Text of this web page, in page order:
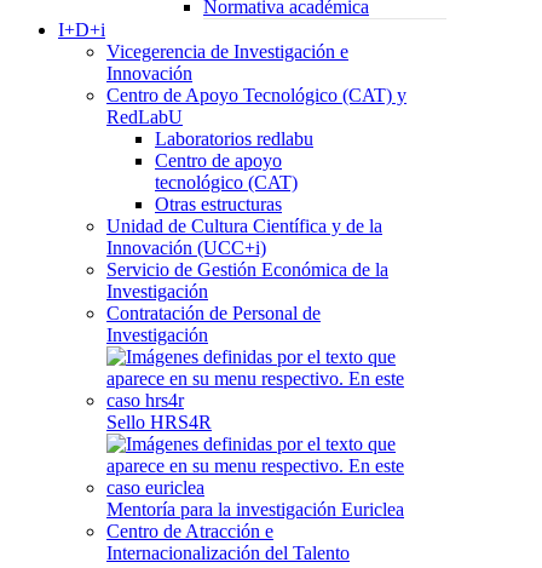
Normativa académica
I+D+i
Vicegerencia de Investigación e
Innovación
Centro de Apoyo Tecnológico (CAT) y
RedLabU
Laboratorios redlabu
Centro de apoyo
tecnológico (CAT)
Otras estructuras
Unidad de Cultura Científica y de la
Innovación (UCC+i)
Servicio de Gestión Económica de la
Investigación
Contratación de Personal de
Investigación
Sello HRS4R
Mentoría para la investigación Euriclea
Centro de Atracción e
Internacionalización del Talento